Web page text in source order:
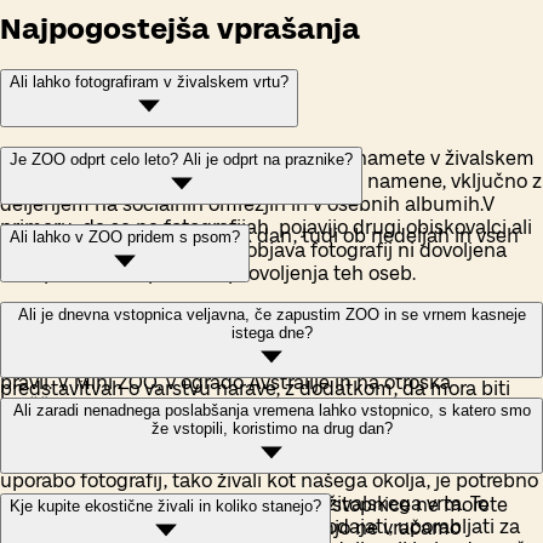
Najpogostejša vprašanja
Ali lahko fotografiram v živalskem vrtu?
Osebna uporaba:Fotografije, ki jih posnamete v živalskem
vrtu, lahko prosto uporabljate za osebne namene, vključno z
deljenjem na socialnih omrežjih in v osebnih albumih.V
primeru, da se na fotografijah pojavijo drugi obiskovalci ali
zaposleni v živalskem vrtu, objava fotografij ni dovoljena
brez predhodne privolitve/dovoljenja teh oseb.
zobraževalni in nekomercialni nameni:Uporaba
fotografij je dovoljena za izobraževalne ali nekomercialne
namene, na primer v šolskih projektih ali nekomercialnih
predstavitvah o varstvu narave, z dodatkom, da mora biti
jasno navedeno, kje so bile fotografije posnete.
Za kakršnokoli komercialno
uporabo fotografij, tako živali kot našega okolja, je potrebno
predhodno pisno dovoljenje našega živalskega vrta. To
pomeni, da fotografij ni dovoljeno prodajati, uporabljati za
Je ZOO odprt celo leto? Ali je odprt na praznike?
Živalski vrt Ljubljana je vsak dan, tudi ob nedeljah in vseh
Ali lahko v ZOO pridem s psom?
Lepo vzgojeni psi so v našem živalskem vrtu dobrodošli,
zanje pa je treba kupiti vstopnico. Na povodcu jih morate
imeti ves čas obiska ter se držati bontona in varnostnih
pravil. V Mini ZOO, v ogrado Avstralije in na otroška
igrišča ne smejo vstopati.
Ali je dnevna vstopnica veljavna, če zapustim ZOO in se vrnem kasneje
istega dne?
Ne, dnevna vstopnica je veljavna za en vstop. Živalski vrt
lahko za kratek čas zapustite in se vanj vrnete, če ste npr.
kaj pozabili v avtomobilu (na to prej opozorite pri blagajni).
Ali zaradi nenadnega poslabšanja vremena lahko vstopnico, s katero smo
že vstopili, koristimo na drug dan?
Ne, v primeru poslabšanja vremena vstopnice ne morete
"prenesti" na drug dan. Prav tako zanjo ne vračamo
Kje kupite ekostične živali in koliko stanejo?